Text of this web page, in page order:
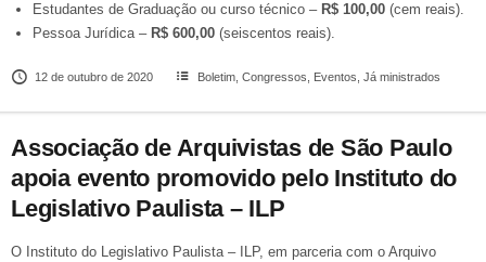
Estudantes de Graduação ou curso técnico – R$ 100,00(cem reais).
Pessoa Jurídica – R$ 600,00(seiscentos reais).
12 de outubro de 2020 Boletim ,Congressos Eventos ,Já ministrados
Associação de Arquivistas de São Paulo
apoia evento promovido pelo Instituto do
Legislativo Paulista – ILP
O Instituto do Legislativo Paulista – ILP, em parceria com o Arquivo